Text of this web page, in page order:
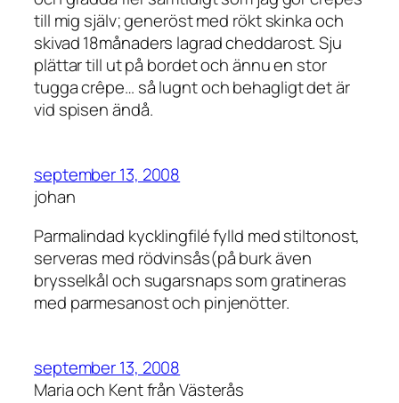
till mig själv; generöst med rökt skinka och
skivad 18månaders lagrad cheddarost. Sju
plättar till ut på bordet och ännu en stor
tugga crêpe… så lugnt och behagligt det är
vid spisen ändå.
september 13, 2008
johan
Parmalindad kycklingfilé fylld med stiltonost,
serveras med rödvinsås(på burk även
brysselkål och sugarsnaps som gratineras
med parmesanost och pinjenötter.
september 13, 2008
Maria och Kent från Västerås